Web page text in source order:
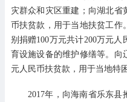
灾群众和灾区重建；向湖北省
币扶贫款，用于当地扶贫工
别捐赠100万元共计200万元
育设施设备的维护修缮等。向
元人民币扶贫款，用于当地特
2017年，向海南省乐东县